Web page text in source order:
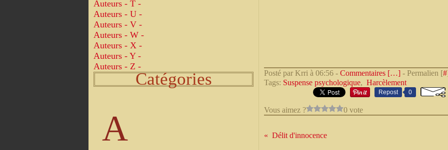
Auteurs - T -
Auteurs - U -
Auteurs - V -
Auteurs - W -
Auteurs - X -
Auteurs - Y -
Auteurs - Z -
Catégories
A
Posté par Krri à 06:56 - Commentaires […] - Permalien [#
Tags: Suspense psychologique, Harcèlement
Repost 0
Vous aimez ? 0 vote
Délit d'innocence